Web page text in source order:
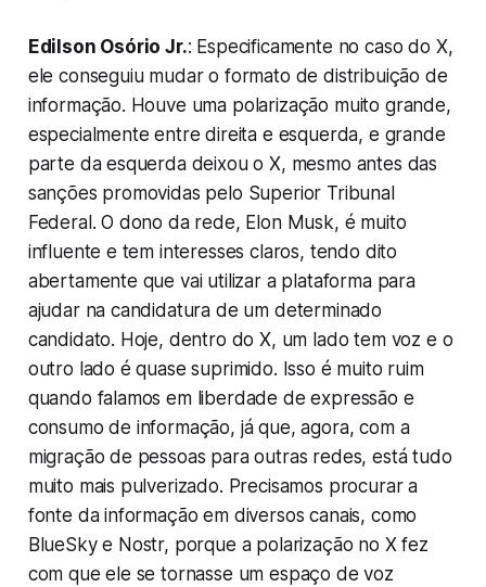
Edilson Osório Jr.: Especificamente no caso do X,
ele conseguiu mudar o formato de distribuição de
informação. Houve uma polarização muito grande,
especialmente entre direita e esquerda, e grande
parte da esquerda deixou o X, mesmo antes das
sanções promovidas pelo Superior Tribunal
Federal. O dono da rede, Elon Musk, é muito
influente e tem interesses claros, tendo dito
abertamente que vai utilizar a plataforma para
ajudar na candidatura de um determinado
candidato. Hoje, dentro do X, um lado tem voz e o
outro lado é quase suprimido. Isso é muito ruim
quando falamos em liberdade de expressão e
consumo de informação, já que, agora, com a
migração de pessoas para outras redes, está tudo
muito mais pulverizado. Precisamos procurar a
fonte da informação em diversos canais, como
BlueSky e Nostr, porque a polarização no X fez
com que ele se tornasse um espaço de voz